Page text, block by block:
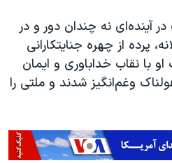
در آینده‌ای نه چندان دور و در
پرده از چهره جنايتكارانی
با نقاب خداباوری و ایمان
وغم‌انگيز شدند و ملتی را